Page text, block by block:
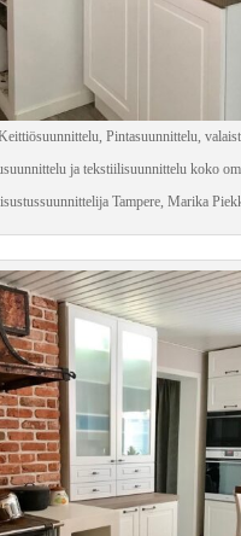
Pintasuunnittelu,
ja tekstiilisuunnittelu koko
Tampere, Marika